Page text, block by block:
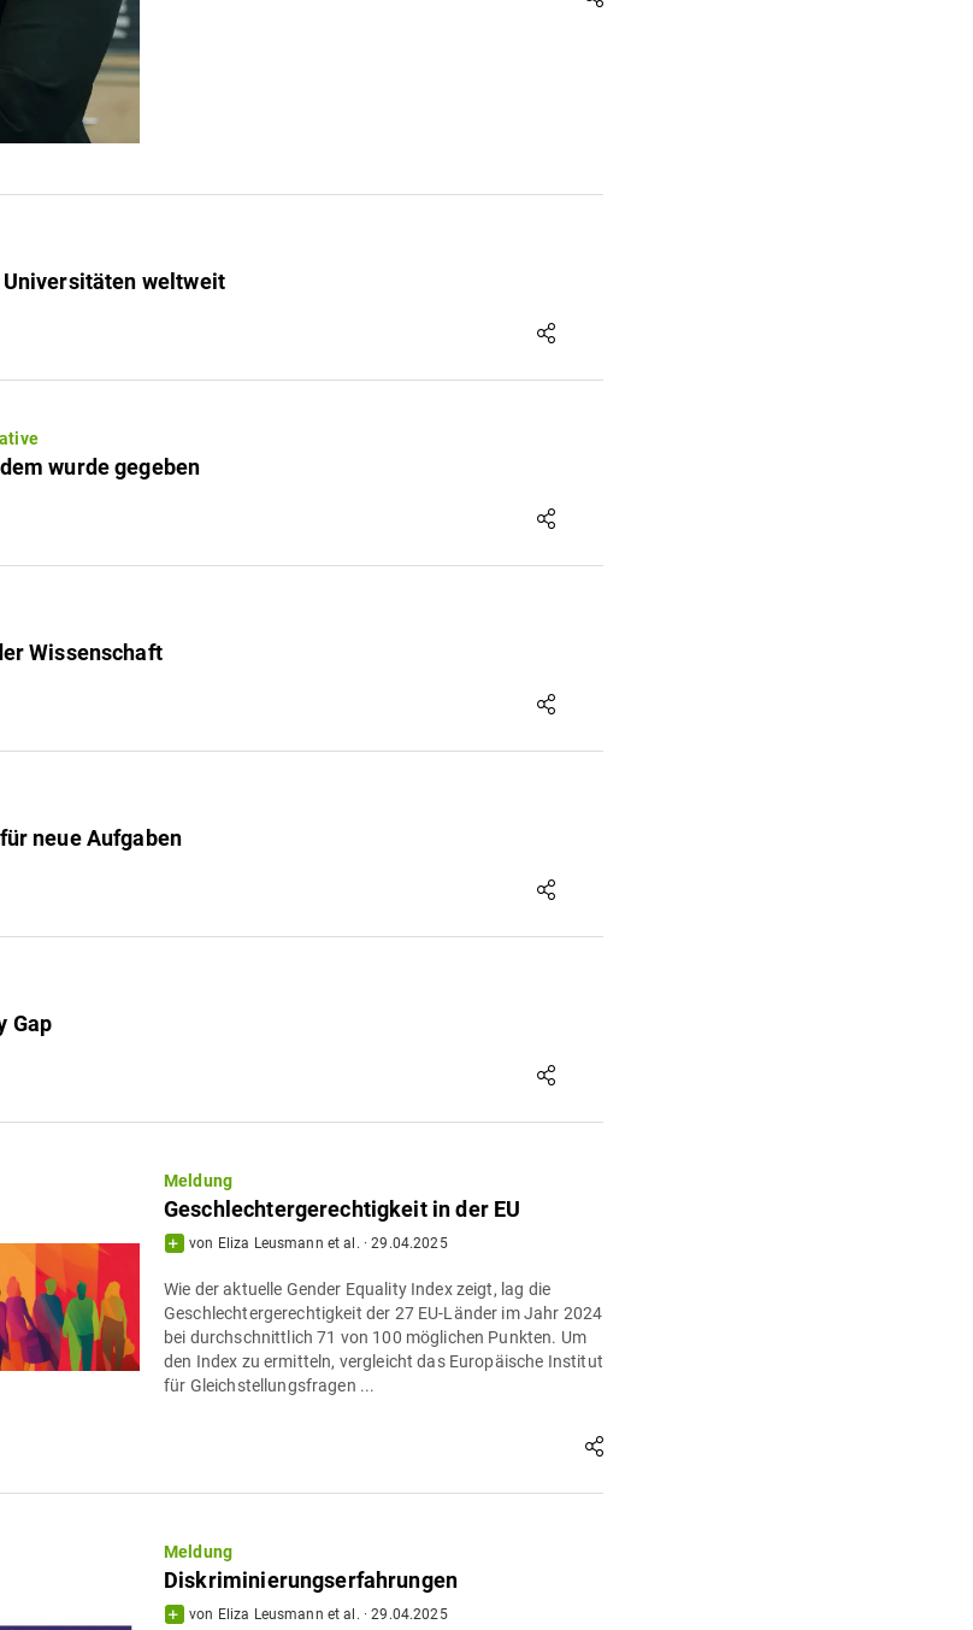
Universitäten weltweit
wurde gegeben
Wissenschaft
neue Aufgaben
Gap
Meldung
Geschlechtergerechtigkeit in der EU
von Eliza Leusmann et al. ·29.04.2025
Wie der aktuelle Gender Equality Index zeigt, lag die
Geschlechtergerechtigkeit der 27 EU-Länder im Jahr 2024
bei durchschnittlich 71 von 100 möglichen Punkten. Um
den Index zu ermitteln, vergleicht das Europäische Institut
für Gleichstellungsfragen ...
Meldung
Diskriminierungserfahrungen
von Eliza Leusmann et al. ·29.04.2025